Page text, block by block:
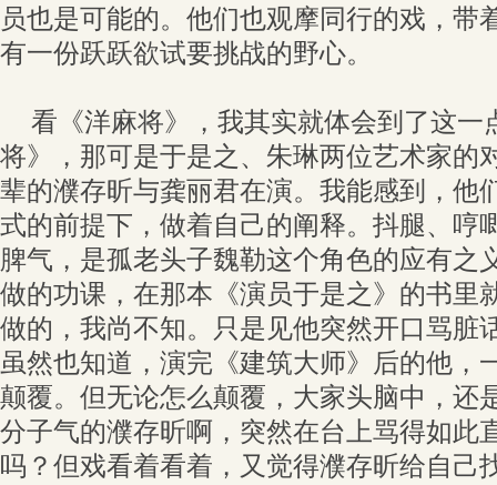
员也是可能的。他们也观摩同行的戏，带
有一份跃跃欲试要挑战的野心。
看《洋麻将》，我其实就体会到了这一
将》，那可是于是之、朱琳两位艺术家的
辈的濮存昕与龚丽君在演。我能感到，他
式的前提下，做着自己的阐释。抖腿、哼
脾气，是孤老头子魏勒这个角色的应有之
做的功课，在那本《演员于是之》的书里
做的，我尚不知。只是见他突然开口骂脏
虽然也知道，演完《建筑大师》后的他，
颠覆。但无论怎么颠覆，大家头脑中，还
分子气的濮存昕啊，突然在台上骂得如此
吗？但戏看着看着，又觉得濮存昕给自己